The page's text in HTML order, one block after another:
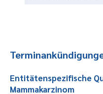
Entitätenspezifische
Mammakarzinom